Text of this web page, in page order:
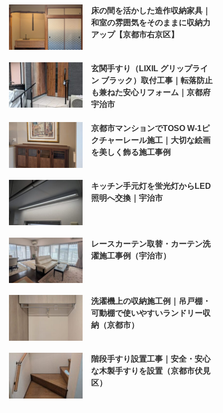
床の間を活かした造作収納家具｜
和室の雰囲気をそのままに収納力
アップ【京都市右京区】
玄関手すり（LIXIL グリップライ
ン ブラック）取付工事｜転落防止
も兼ねた安心リフォーム｜京都府
宇治市
京都市マンションでTOSO W-1ピ
クチャーレール施工｜大切な絵画
を美しく飾る施工事例
キッチン手元灯を蛍光灯からLED
照明へ交換｜宇治市
レースカーテン取替・カーテン洗
濯施工事例（宇治市）
洗濯機上の収納施工例｜吊戸棚・
可動棚で使いやすいランドリー収
納（京都市）
階段手すり設置工事｜安全・安心
な木製手すりを設置（京都市伏見
区）